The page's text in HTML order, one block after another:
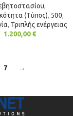
,
(Τύπος), 500,
, Τριπλής ενέργειας
1.200,00 €
7 →